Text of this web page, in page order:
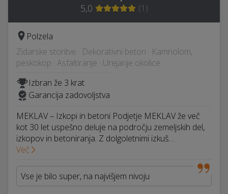
5,0 (1 )
Polzela
Zidarske storitve · Dekorativni beton · Kamnolom,
peskokop · Asfaltiranje · Urejanje okolice
Izbran že 3 krat
Garancija zadovoljstva
MEKLAV – Izkopi in betoni Podjetje MEKLAV že več
kot 30 let uspešno deluje na področju zemeljskih del,
izkopov in betoniranja. Z dolgoletnimi izkuš…
Več
Vse je bilo super, na najvišjem nivoju